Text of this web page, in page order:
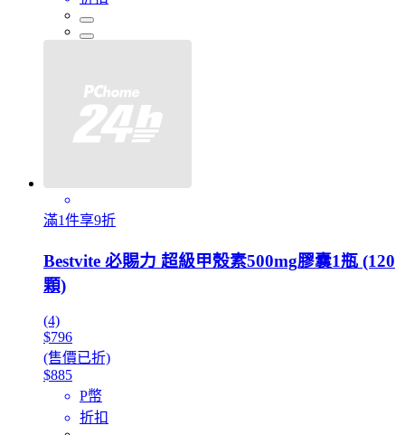
滿1件享9折
Bestvite 必賜力 超級甲殼素500mg膠囊1瓶 (120
顆)
(4)
$796
(售價已折)
$885
P幣
折扣